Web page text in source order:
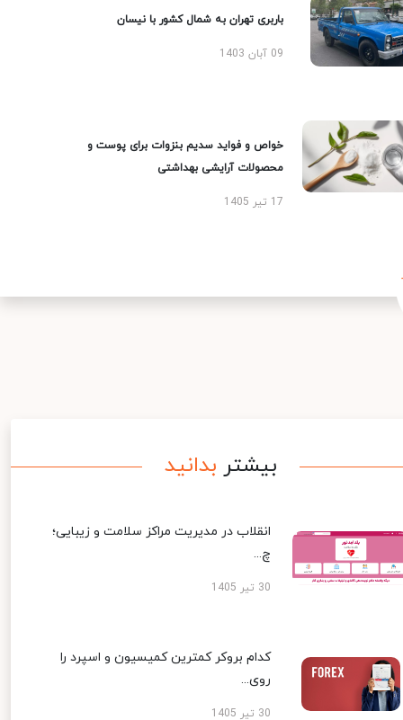
باربری تهران به شمال کشور با نیسان
09 آبان 1403
خواص و فواید سدیم بنزوات برای پوست و
محصولات آرایشی بهداشتی
17 تیر 1405
بیشتر بدانید
انقلاب در مدیریت مراکز سلامت و زیبایی؛
چ...
30 تیر 1405
کدام بروکر کمترین کمیسیون و اسپرد را
روی...
30 تیر 1405